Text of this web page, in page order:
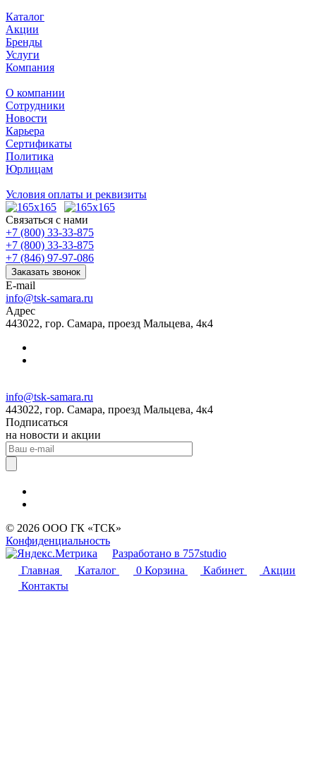
Каталог
Акции
Бренды
Услуги
Компания
О компании
Сотрудники
Новости
Карьера
Сертификаты
Политика
Юрлицам
Условия оплаты и реквизиты
Связаться с нами
+7 (800) 33-33-875
+7 (800) 33-33-875
+7 (846) 97-97-086
Заказать звонок
E-mail
info@tsk-samara.ru
Адрес
443022, гор. Самара, проезд Мальцева, 4к4
info@tsk-samara.ru
443022, гор. Самара, проезд Мальцева, 4к4
Подписаться
на новости и акции
© 2026 ООО ГК «ТСК»
Конфиденциальность
Разработано в 757studio
Главная
Каталог 0 Корзина Кабинет
Акции
Контакты